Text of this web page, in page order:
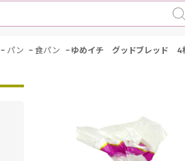
- パン -食パン - ゆめイチ グッドブレッド 4